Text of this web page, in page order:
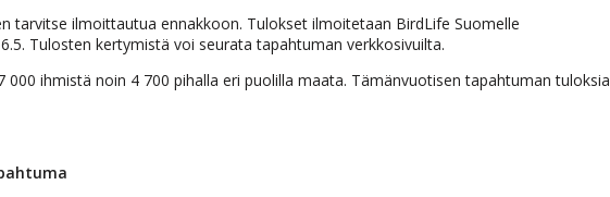
tarvitse ilmoittautua ennakkoon. Tulokset ilmoitetaan BirdLife Suomelle
Tulosten kertymistä voi seurata tapahtuman verkkosivuilta.
ihmistä noin 4 700 pihalla eri puolilla maata. Tämänvuotisen tapahtuman tuloksia